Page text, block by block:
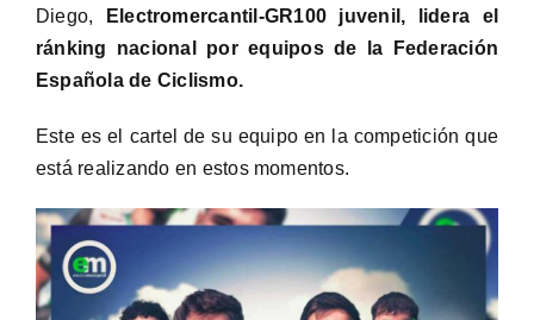
Diego,
Electromercantil-GR100 juvenil, lidera el
ránking nacional por equipos de la Federación
Española de Ciclismo.
Este es el cartel de su equipo en la competición que
está realizando en estos momentos.